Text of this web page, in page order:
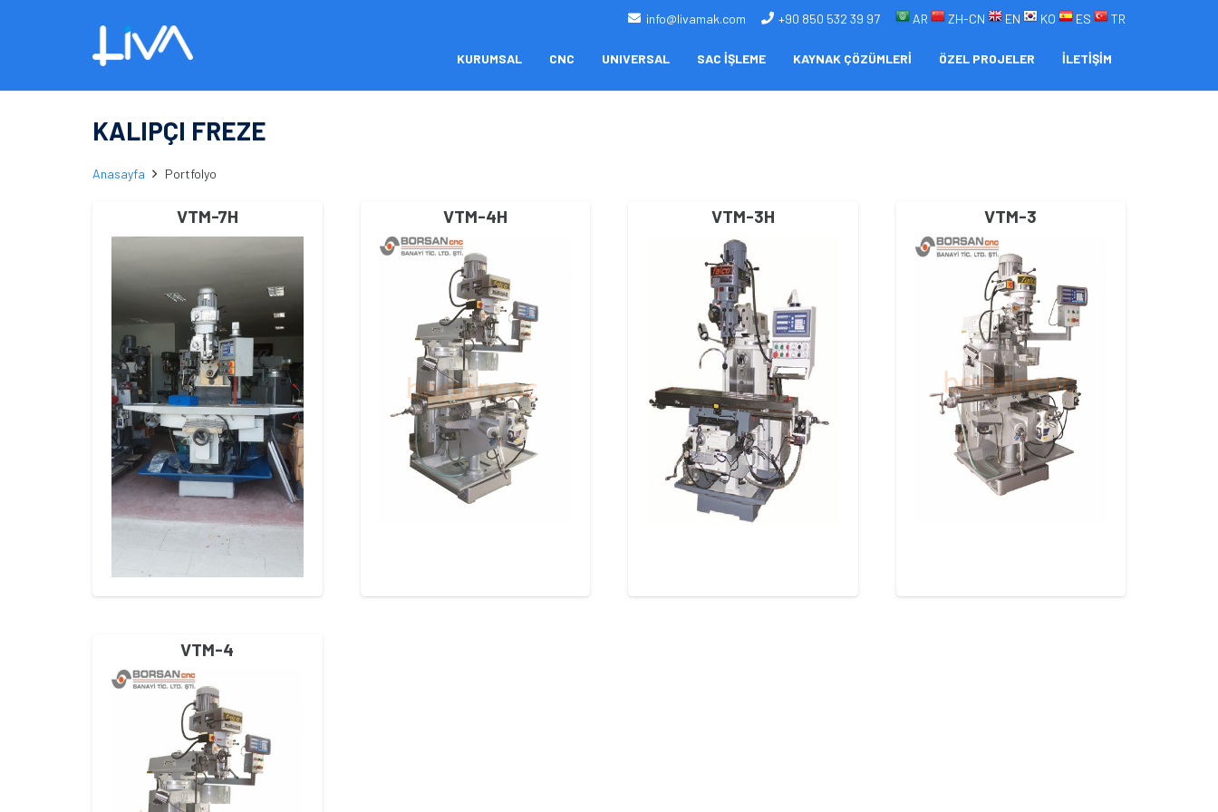
info@livamak.com +90 850 532 39 97 AR ZH-CN EN KO ES TR
KURUMSAL CNC UNIVERSAL SAC İŞLEME KAYNAK ÇÖZÜMLERİ ÖZEL PROJELER İLETİŞİM
KALIPÇI FREZE
Anasayfa Portfolyo
VTM-7H VTM-4H VTM-3H VTM-3
VTM-4